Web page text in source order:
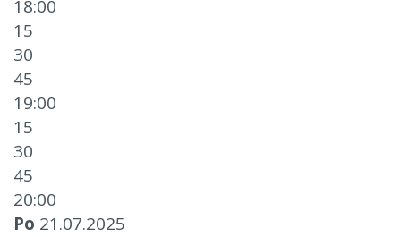
18:00
15
30
45
19:00
15
30
45
20:00
Po 21.07.2025